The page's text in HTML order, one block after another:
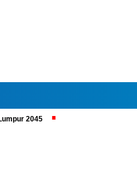
2045